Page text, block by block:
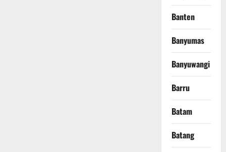
Banten
Banyumas
Banyuwangi
Barru
Batam
Batang